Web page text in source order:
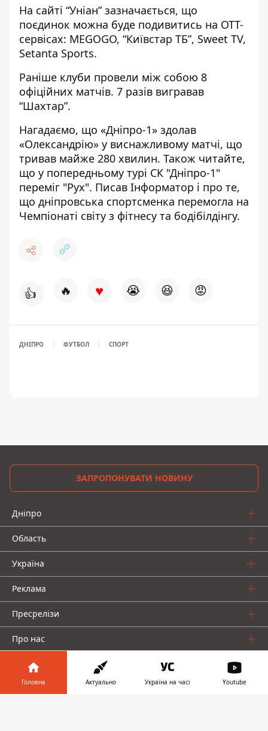
На сайті “Уніан”зазначається, що
поєдинок можна буде подивитись на ОТТ-
сервісах: MEGOGO, “Київстар ТБ”, Sweet TV,
Setanta Sports.
Раніше клуби провели між собою 8
офіційних матчів. 7 разів вигравав
“Шахтар”.
Нагадаємо, що «Дніпро-1» здолав
«Олександрію» у виснажливому матчі, що
тривав майже 280 хвилин. Також читайте,
що у попередньому турі СК "Дніпро-1"
переміг "Рух". Писав Інформатор і про те,
що дніпровська спортсменка перемогла на
Чемпіонаті світу з фітнесу та бодібілдінгу.
👍 🔥 ♥ 😭 😆 😡
ДНІПРО ФУТБОЛ СПОРТ
ЗАПРОПОНУВАТИ НОВИНУ
Дніпро
Область
Україна
Реклама
Пресрелізи
Про нас
Головна Актуально Україна на часі Youtube